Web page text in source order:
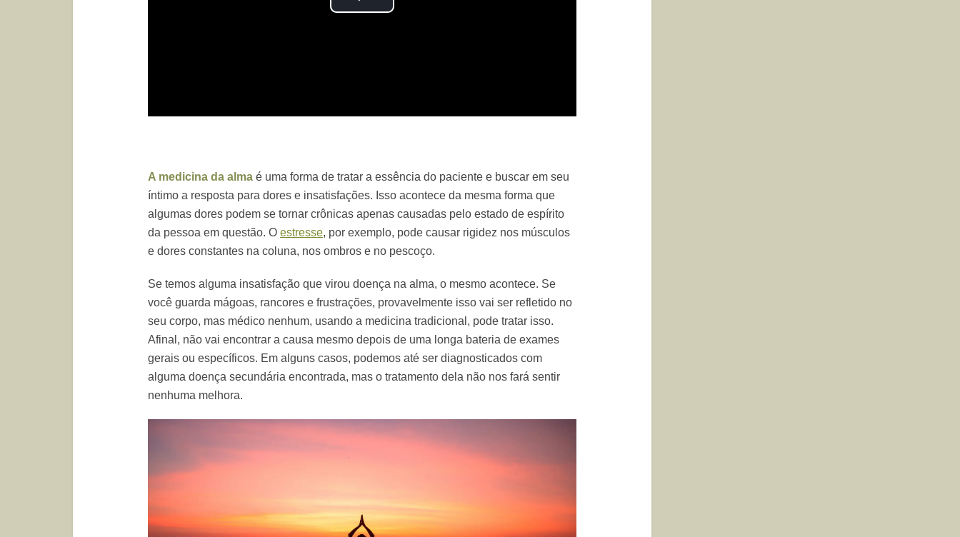
Play
A medicina da alma é uma forma de tratar a essência do paciente e buscar em seu
íntimo a resposta para dores e insatisfações. Isso acontece da mesma forma que
algumas dores podem se tornar crônicas apenas causadas pelo estado de espírito
da pessoa em questão. O estresse, por exemplo, pode causar rigidez nos músculos
e dores constantes na coluna, nos ombros e no pescoço.
Se temos alguma insatisfação que virou doença na alma, o mesmo acontece. Se
você guarda mágoas, rancores e frustrações, provavelmente isso vai ser refletido no
seu corpo, mas médico nenhum, usando a medicina tradicional, pode tratar isso.
Afinal, não vai encontrar a causa mesmo depois de uma longa bateria de exames
gerais ou específicos. Em alguns casos, podemos até ser diagnosticados com
alguma doença secundária encontrada, mas o tratamento dela não nos fará sentir
nenhuma melhora.